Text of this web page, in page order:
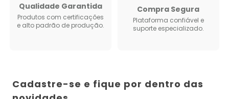
Qualidade Garantida
Produtos com certificações
e alto padrão de produção.
Compra Segura
Plataforma confiável e
suporte especializado.
Cadastre-se e fique por dentro das